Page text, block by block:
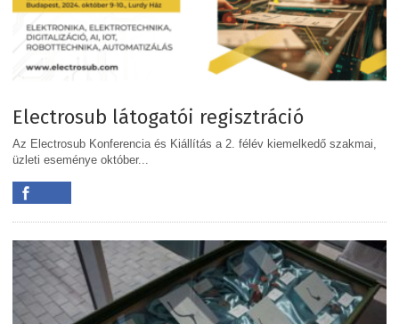
Electrosub látogatói regisztráció
Az Electrosub Konferencia és Kiállítás a 2. félév kiemelkedő szakmai,
üzleti eseménye október...